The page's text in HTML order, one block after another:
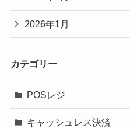
2026年1月
カテゴリー
POSレジ
キャッシュレス決済